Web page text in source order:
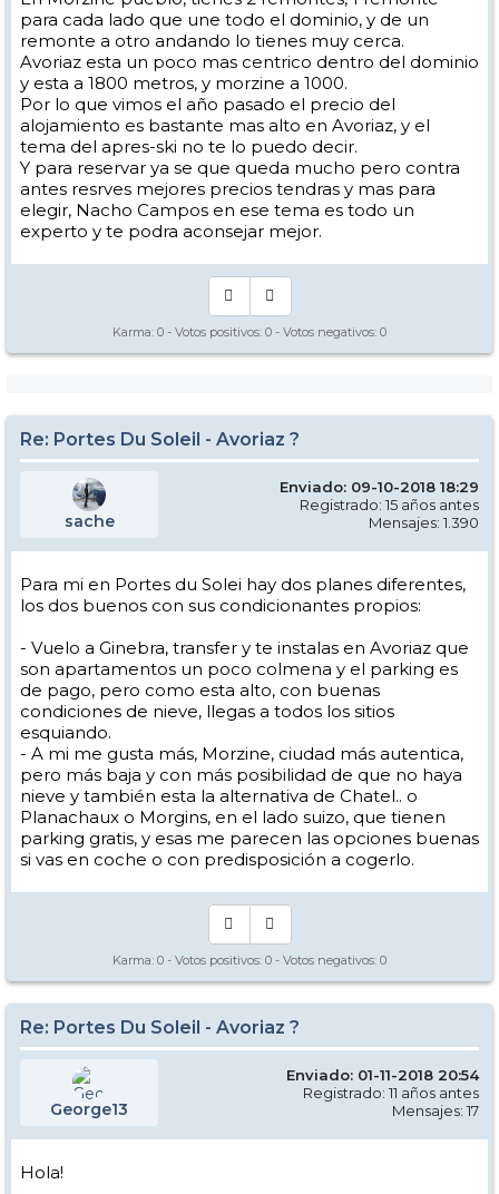
para cada lado que une todo el dominio, y de un
remonte a otro andando lo tienes muy cerca.
Avoriaz esta un poco mas centrico dentro del dominio
y esta a 1800 metros, y morzine a 1000.
Por lo que vimos el año pasado el precio del
alojamiento es bastante mas alto en Avoriaz, y el
tema del apres-ski no te lo puedo decir.
Y para reservar ya se que queda mucho pero contra
antes resrves mejores precios tendras y mas para
elegir, Nacho Campos en ese tema es todo un
experto y te podra aconsejar mejor.
Karma: 0 - Votos positivos: 0 - Votos negativos: 0
Re: Portes Du Soleil - Avoriaz ?
sache
Enviado: 09-10-2018 18:29
Registrado: 15 años antes
Mensajes: 1.390
Para mi en Portes du Solei hay dos planes diferentes,
los dos buenos con sus condicionantes propios:
- Vuelo a Ginebra, transfer y te instalas en Avoriaz que
son apartamentos un poco colmena y el parking es
de pago, pero como esta alto, con buenas
condiciones de nieve, llegas a todos los sitios
esquiando.
- A mi me gusta más, Morzine, ciudad más autentica,
pero más baja y con más posibilidad de que no haya
nieve y también esta la alternativa de Chatel.. o
Planachaux o Morgins, en el lado suizo, que tienen
parking gratis, y esas me parecen las opciones buenas
si vas en coche o con predisposición a cogerlo.
Karma: 0 - Votos positivos: 0 - Votos negativos: 0
Re: Portes Du Soleil - Avoriaz ?
George13
Enviado: 01-11-2018 20:54
Registrado: 11 años antes
Mensajes: 17
Hola!